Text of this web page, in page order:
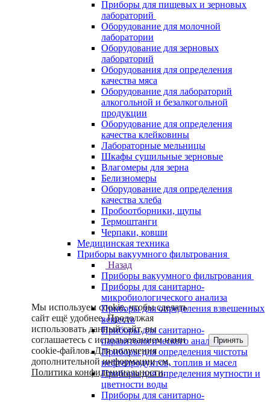
Приборы для пищевых и зерновых
лабораторий
Оборудование для молочной
лаборатории
Оборудование для зерновых
лабораторий
Оборудования для определения
качества мяса
Оборудование для лабораторий
алкогольной и безалкогольной
продукции
Оборудование для определения
качества клейковины
Лабораторные мельницы
Шкафы сушильные зерновые
Влагомеры для зерна
Белизномеры
Оборудование для определения
качества хлеба
Пробоотборники, щупы
Термоштанги
Черпаки, ковши
Медицинская техника
Приборы вакуумного фильтрования
Назад
Приборы вакуумного фильтрования
Приборы для санитарно-
микробиологического анализа
Приборы для определения взвешенных
веществ
Приборы для санитарно-
паразитологического анализа
Приборы для определения чистоты
нефтепродуктов, топлив и масел
Приборы для определения мутности и
цветности воды
Приборы для санитарно-
Мы используем cookie, чтобы сделать
сайт ещё удобнее. Продолжая
использовать данный сайт, вы
соглашаетесь с использованием нами
cookie-файлов. Для получения
дополнительной информации см.
Политика конфиденциальности.
Принять